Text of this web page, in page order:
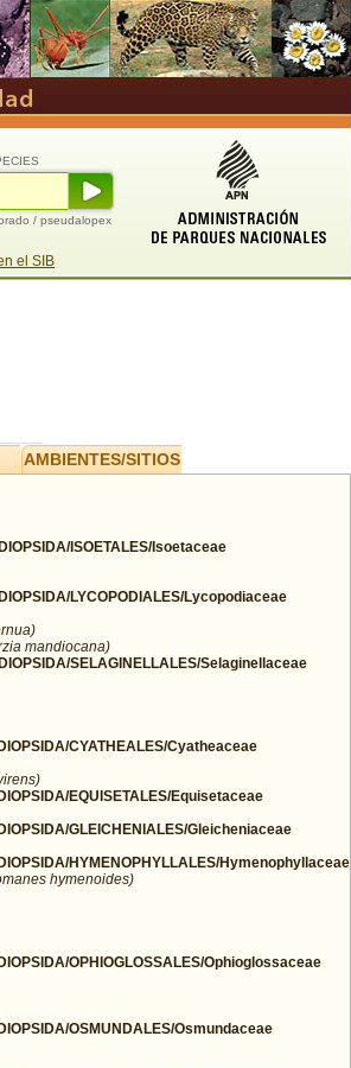
/ pseudalopex
el SIB
AMBIENTES/SITIOS
ISOETALES/Isoetaceae
LYCOPODIALES/Lycopodiaceae
mandiocana)
SELAGINELLALES/Selaginellaceae
CYATHEALES/Cyatheaceae
EQUISETALES/Equisetaceae
GLEICHENIALES/Gleicheniaceae
HYMENOPHYLLALES/Hymenophyllaceae
hymenoides)
OPHIOGLOSSALES/Ophioglossaceae
OSMUNDALES/Osmundaceae